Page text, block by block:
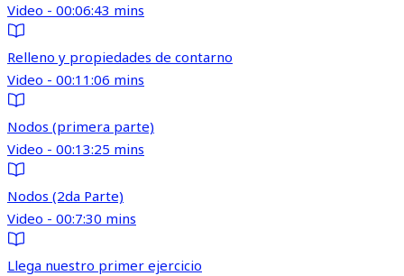
Video - 00:06:43 mins
Relleno y propiedades de contarno
Video - 00:11:06 mins
Nodos (primera parte)
Video - 00:13:25 mins
Nodos (2da Parte)
Video - 00:7:30 mins
Llega nuestro primer ejercicio